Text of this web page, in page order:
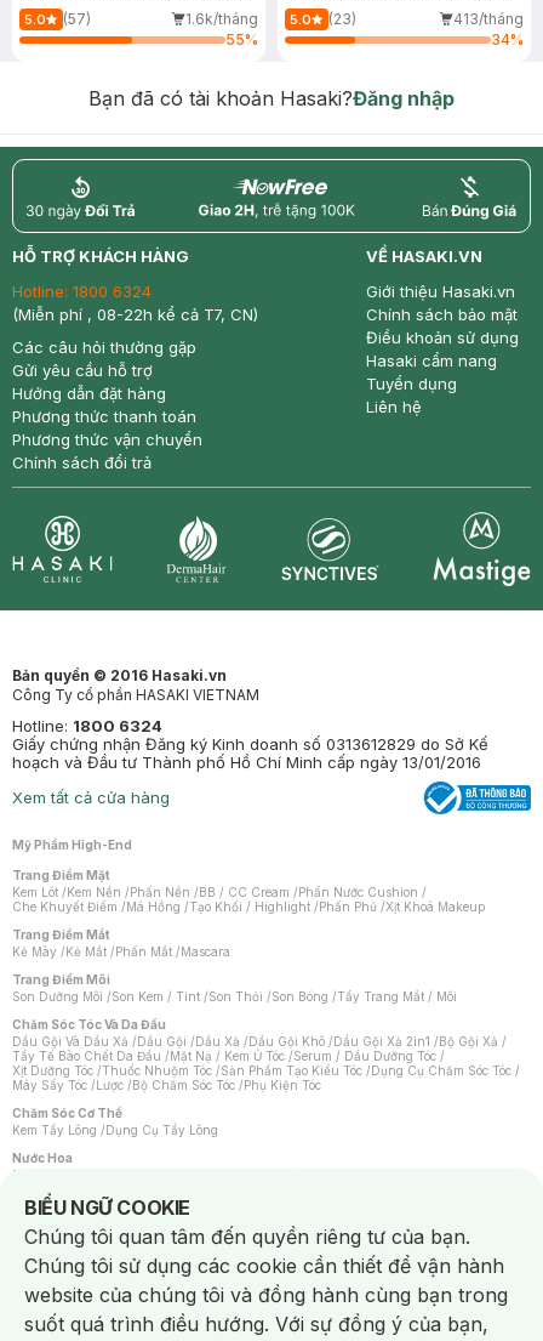
Dầu 500ml
5.0 (57)
1.6k/tháng
55%
(Mới)
5.0 (23)
413/tháng
34%
Bạn đã có tài khoản Hasaki?Đăng nhập
return nowfree price
HỖ TRỢ KHÁCH HÀNG
Hotline: 1800 6324
(Miễn phí , 08-22h kể cả T7, CN)
Các câu hỏi thường gặp
Gửi yêu cầu hỗ trợ
Hướng dẫn đặt hàng
Phương thức thanh toán
Phương thức vận chuyển
Chính sách đổi trả
VỀ HASAKI.VN
Giới thiệu Hasaki.vn
Chính sách bảo mật
Điều khoản sử dụng
Hasaki cẩm nang
Tuyển dụng
Liên hệ
Bản quyền © 2016 Hasaki.vn
Công Ty cổ phần HASAKI VIETNAM
Hotline: 1800 6324
Giấy chứng nhận Đăng ký Kinh doanh số 0313612829 do Sở Kế
hoạch và Đầu tư Thành phố Hồ Chí Minh cấp ngày 13/01/2016
Xem tất cả cửa hàng
Mỹ Phẩm High-End
Trang Điểm Mặt
Kem Lót /Kem Nền /Phấn Nền /BB / CC Cream /Phấn Nước Cushion /
Che Khuyết Điểm /Má Hồng /Tạo Khối / Highlight /Phấn Phủ /Xịt Khoá Makeup
Trang Điểm Mắt
Kẻ Mày /Kẻ Mắt /Phấn Mắt /Mascara
Trang Điểm Môi
Son Dưỡng Môi /Son Kem / Tint /Son Thỏi /Son Bóng /Tẩy Trang Mắt / Môi
Chăm Sóc Tóc Và Da Đầu
Dầu Gội Và Dầu Xả /Dầu Gội /Dầu Xả /Dầu Gội Khô /Dầu Gội Xả 2in1 /Bộ Gội Xả /
Tẩy Tế Bào Chết Da Đầu /Mặt Nạ / Kem Ủ Tóc /Serum / Dầu Dưỡng Tóc /
Xịt Dưỡng Tóc /Thuốc Nhuộm Tóc /Sản Phẩm Tạo Kiểu Tóc /Dụng Cụ Chăm Sóc Tóc /
Máy Sấy Tóc /Lược /Bộ Chăm Sóc Tóc /Phụ Kiện Tóc
Chăm Sóc Cơ Thể
Kem Tẩy Lông /Dụng Cụ Tẩy Lông
Nước Hoa
Nước Hoa Nữ
Chăm Sóc Cá Nhân
Chống Muỗi /Khẩu Trang /Máy Massage/Mặt Nạ Xông Hơi /Nước Rửa Tay/
Sản Phẩm Chăm Sóc Khác /Bàn Chải Đánh Răng /Bàn Chải Điện/
Hỗ Trợ Trắng Răng/Kem Đánh Răng /Máy Tăm Nước/ Nước Súc Miệng/
Tăm / Chỉ Nha Khoa/ Xịt Thơm Miệng / Dung Dịch Vệ Sinh/Dưỡng Vùng Kín/
Khăn Ướt Vệ Sinh Vùng Kín/Băng Vệ Sinh/Tampon/Bọt Cạo Râu /Dao Cạo Râu/
Máy Cạo Râu
Vấn Đề Về Da
BIỂU NGỮ COOKIE
Notice about cookies usage
Chúng tôi quan tâm đến quyền riêng tư của bạn.
Chúng tôi sử dụng các cookie cần thiết để vận hành
website của chúng tôi và đồng hành cùng bạn trong
suốt quá trình điều hướng. Với sự đồng ý của bạn,